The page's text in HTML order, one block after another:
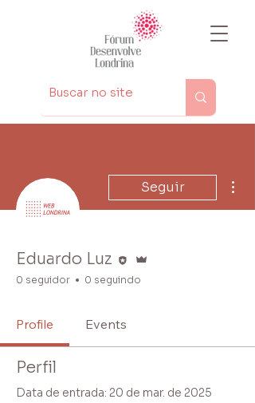
Seguir
Eduardo Luz
0 seguidor 0 seguindo
Profile Events
Perfil
Data de entrada: 20 de mar. de 2025